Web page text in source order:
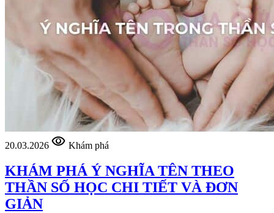
20.03.2026 visibility Khám phá
KHÁM PHÁ Ý NGHĨA TÊN THEO
THẦN SỐ HỌC CHI TIẾT VÀ ĐƠN
GIẢN